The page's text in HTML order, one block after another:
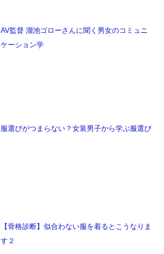
AV監督 溜池ゴローさんに聞く男女のコミュニ
ケーション学
服選びがつまらない？女装男子から学ぶ服選び
【骨格診断】似合わない服を着るとこうなりま
す２